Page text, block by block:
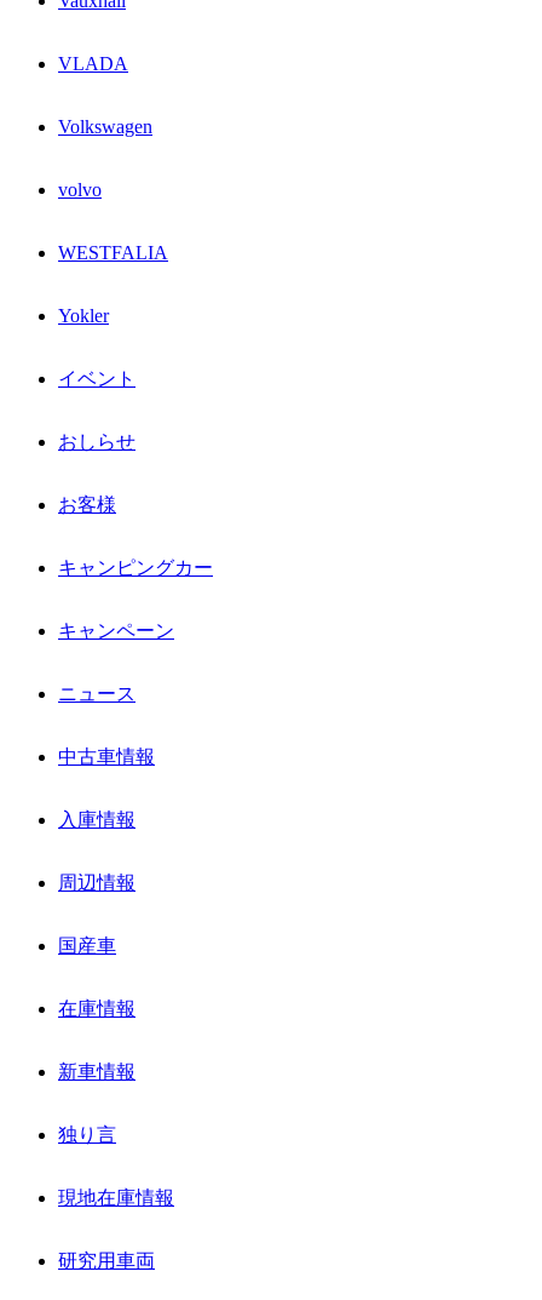
VLADA
Volkswagen
volvo
WESTFALIA
Yokler
イベント
おしらせ
お客様
キャンピングカー
キャンペーン
ニュース
中古車情報
入庫情報
周辺情報
国産車
在庫情報
新車情報
独り言
現地在庫情報
研究用車両